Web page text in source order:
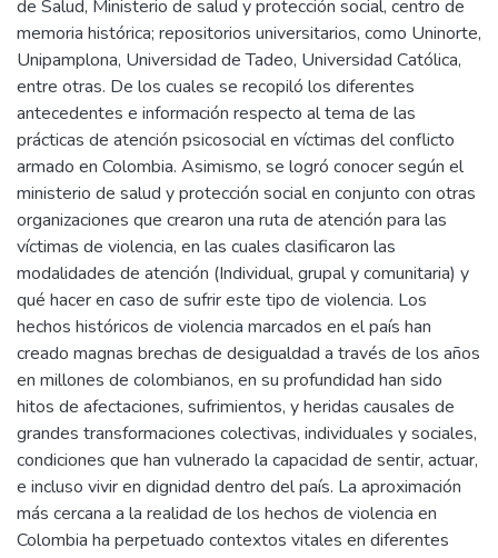
de Salud, Ministerio de salud y protección social, centro de
memoria histórica; repositorios universitarios, como Uninorte,
Unipamplona, Universidad de Tadeo, Universidad Católica,
entre otras. De los cuales se recopiló los diferentes
antecedentes e información respecto al tema de las
prácticas de atención psicosocial en víctimas del conflicto
armado en Colombia. Asimismo, se logró conocer según el
ministerio de salud y protección social en conjunto con otras
organizaciones que crearon una ruta de atención para las
víctimas de violencia, en las cuales clasificaron las
modalidades de atención (Individual, grupal y comunitaria) y
qué hacer en caso de sufrir este tipo de violencia. Los
hechos históricos de violencia marcados en el país han
creado magnas brechas de desigualdad a través de los años
en millones de colombianos, en su profundidad han sido
hitos de afectaciones, sufrimientos, y heridas causales de
grandes transformaciones colectivas, individuales y sociales,
condiciones que han vulnerado la capacidad de sentir, actuar,
e incluso vivir en dignidad dentro del país. La aproximación
más cercana a la realidad de los hechos de violencia en
Colombia ha perpetuado contextos vitales en diferentes